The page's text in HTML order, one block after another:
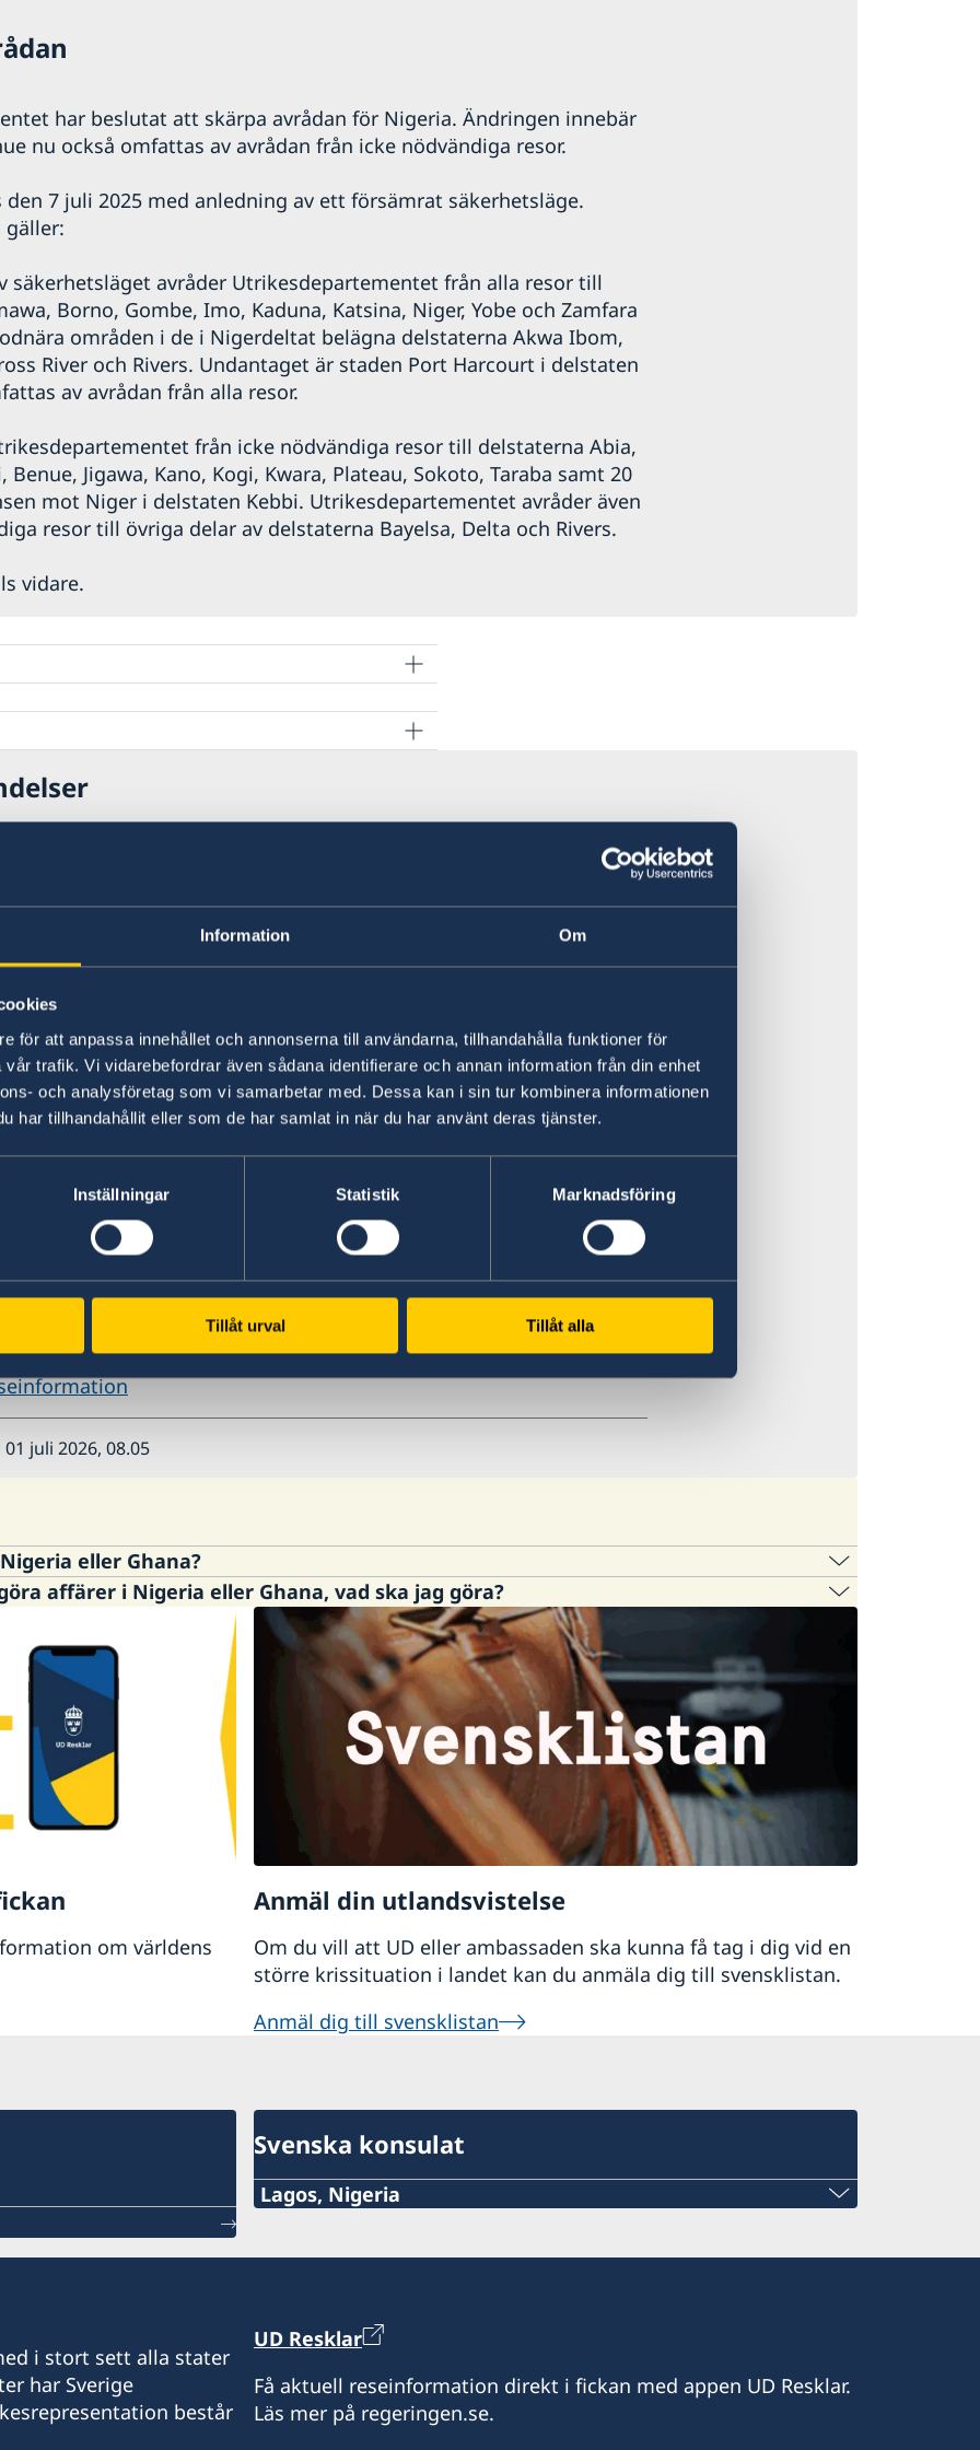
Information Om
för att anpassa innehållet och annonserna till användarna, tillhandahålla funktioner för
trafik. Vi vidarebefordrar även sådana identifierare och annan information från din enhet
och analysföretag som vi samarbetar med. Dessa kan i sin tur kombinera informationen
har tillhandahållit eller som de har samlat in när du har använt deras tjänster.
Inställningar Statistik Marknadsföring
Tillåt urval Tillåt alla
har beslutat att skärpa avrådan för Nigeria. Ändringen innebär
nu också omfattas av avrådan från icke nödvändiga resor.
7 juli 2025 med anledning av ett försämrat säkerhetsläge.
gäller:
säkerhetsläget avråder Utrikesdepartementet från alla resor till
Borno, Gombe, Imo, Kaduna, Katsina, Niger, Yobe och Zamfara
områden i de i Nigerdeltat belägna delstaterna Akwa Ibom,
River och Rivers. Undantaget är staden Port Harcourt i delstaten
av avrådan från alla resor.
från icke nödvändiga resor till delstaterna Abia,
Benue, Jigawa, Kano, Kogi, Kwara, Plateau, Sokoto, Taraba samt 20
mot Niger i delstaten Kebbi. Utrikesdepartementet avråder även
resor till övriga delar av delstaterna Bayelsa, Delta och Rivers.
vidare.
gäller från 18 juni 2025, läs mer under rubrikenIn-
många människor befinner sig på flykt i området.
i Nigeria (IMN) uppmanar återkommande med kort varsel till
Abuja och andra städer i Nigeria. Vid tidigare liknande
det förekommit våldsinslag.
regeringsstyrkor har ökat. Militärbaser i delstaten Borno i
har attackerats och mycket material tillgripits av grupper som
(ISWAP).
detta ovan uppmanar vi svenskar i Nigeria att iaktta särskild
demonstrationer och folksamlingar, bekanta dig med
och följ lokal media samt nigerianska myndigheters
rekommendationer.
juli 2026, 08.05
eller Ghana?
och följer reseinformationen förNigeriarespektiveGhana.
affärer i Nigeria eller Ghana, vad ska jag göra?
för hela Västafrika, och kan svara på frågor eller hänvisa dig vidare.
om världens
Anmäl din utlandsvistelse
Om du vill att UD eller ambassaden ska kunna få tag i dig vid en
större krissituation i landet kan du anmäla dig till svensklistan.
Anmäl dig till svensklistan
Svenska konsulat
Lagos, Nigeria
Victoria Island,
101241, Lagos, Nigeria
i stort sett alla stater
har Sverige
består
UD Resklar
Få aktuell reseinformation direkt i fickan med appen UD Resklar.
Läs mer på regeringen.se.